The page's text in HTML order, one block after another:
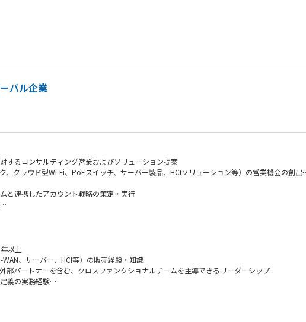
バル企業
するコンサルティング営業およびソリューション提案
クラウド型Wi-Fi、PoEスイッチ、サーバー製品、HCIソリューション等）の営業機会の創出
と連携したアカウント戦略の策定・実行
ンの立案・実施
以上
、サーバー、HCI等）の販売経験・知識
パートナーを含む、クロスファンクショナルチームを主導できるリーダーシップ
義の実務経験
維持できるコミュニケーションスキル